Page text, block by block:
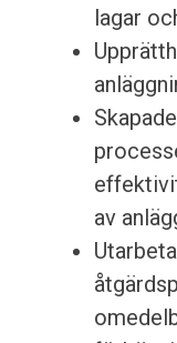
lagar
av